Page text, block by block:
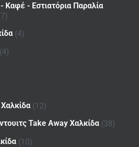
Καφέ - Εστιατόρια Παραλία
(4)
(4)
(12)
Take Away Χαλκίδα (38)
(10)